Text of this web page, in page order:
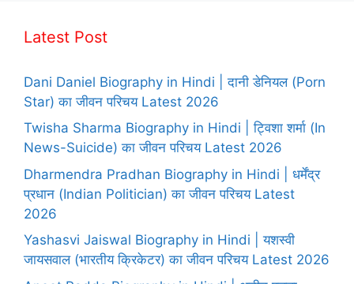
Latest Post
Dani Daniel Biography in Hindi | दानी डेनियल (Porn
Star) का जीवन परिचय Latest 2026
Twisha Sharma Biography in Hindi | ट्विशा शर्मा (In
News-Suicide) का जीवन परिचय Latest 2026
Dharmendra Pradhan Biography in Hindi | धर्मेंद्र
प्रधान (Indian Politician) का जीवन परिचय Latest
2026
Yashasvi Jaiswal Biography in Hindi | यशस्वी
जायसवाल (भारतीय क्रिकेटर) का जीवन परिचय Latest 2026